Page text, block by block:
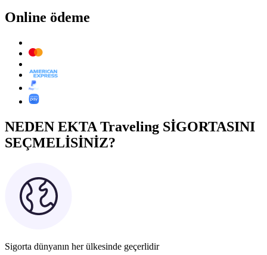
Online ödeme
NEDEN EKTA Traveling SİGORTASINI
SEÇMELİSİNİZ?
Sigorta dünyanın her ülkesinde geçerlidir